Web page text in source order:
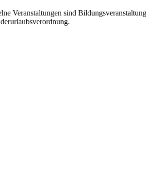
Veranstaltungen sind